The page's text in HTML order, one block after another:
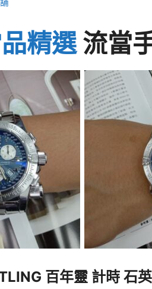
精選流當
百年靈 計時 石